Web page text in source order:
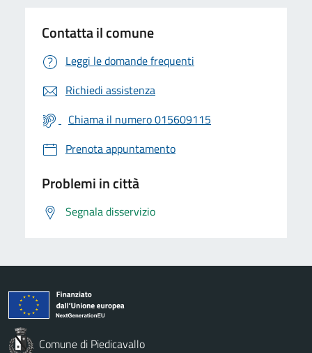
Contatta il comune
Leggi le domande frequenti
Richiedi assistenza
Chiama il numero 015609115
Prenota appuntamento
Problemi in città
Segnala disservizio
Comune di Piedicavallo